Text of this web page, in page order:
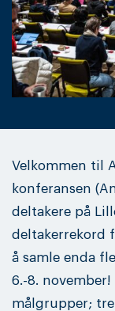
Velkommen til
konferansen
deltakere på
deltakerrekord
å samle enda
6.-8.
målgrupper;